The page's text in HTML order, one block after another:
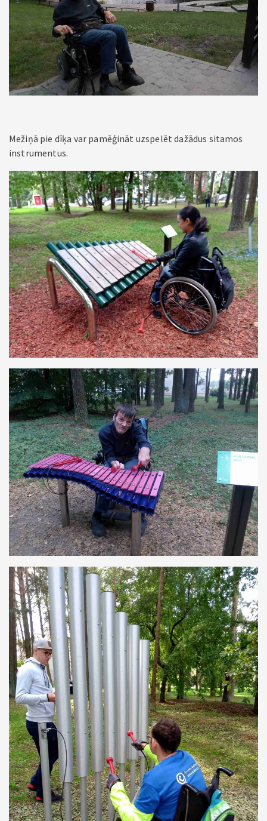
Mežiņā pie dīķa var pamēģināt uzspelēt dažādus sitamos
instrumentus.